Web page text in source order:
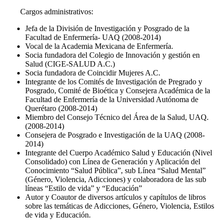
Cargos administrativos:
Jefa de la División de Investigación y Posgrado de la
Facultad de Enfermería- UAQ (2008-2014)
Vocal de la Academia Mexicana de Enfermería.
Socia fundadora del Colegio de Innovación y gestión en
Salud (CIGE-SALUD A.C.)
Socia fundadora de Coincidir Mujeres A.C.
Integrante de los Comités de Investigación de Pregrado y
Posgrado, Comité de Bioética y Consejera Académica de la
Facultad de Enfermería de la Universidad Autónoma de
Querétaro (2008-2014)
Miembro del Consejo Técnico del Área de la Salud, UAQ.
(2008-2014)
Consejera de Posgrado e Investigación de la UAQ (2008-
2014)
Integrante del Cuerpo Académico Salud y Educación (Nivel
Consolidado) con Línea de Generación y Aplicación del
Conocimiento “Salud Pública”, sub Línea “Salud Mental”
(Género, Violencia, Adicciones) y colaboradora de las sub
líneas “Estilo de vida” y “Educación”
Autor y Coautor de diversos artículos y capítulos de libros
sobre las temáticas de Adicciones, Género, Violencia, Estilos
de vida y Educación.